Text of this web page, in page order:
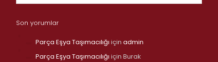
Son yorumlar
Parça Eşya Taşımacılığı için admin
Parça Eşya Taşımacılığı için Burak